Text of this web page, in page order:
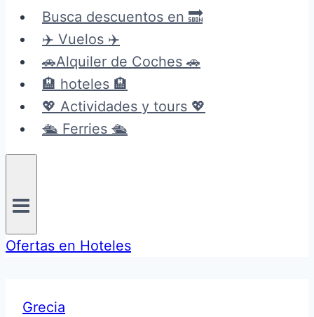
Busca descuentos en 🔜
✈️ Vuelos ✈️
🚗Alquiler de Coches 🚗
🏨 hoteles 🏨
💖 Actividades y tours 💖
🛳️ Ferries 🛳️
Ofertas en Hoteles
Grecia